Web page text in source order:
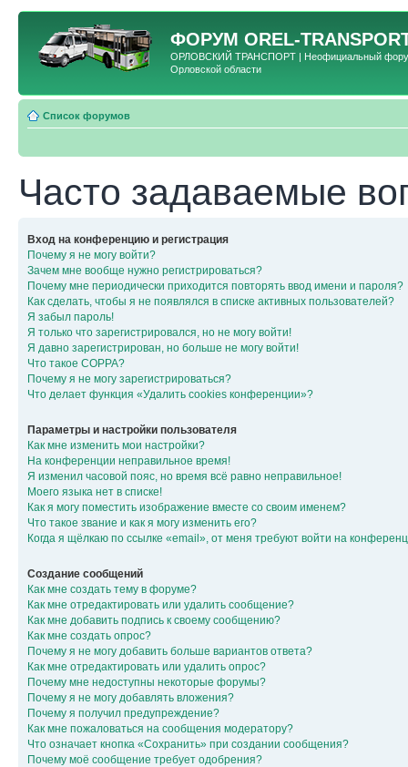
ФОРУМ OREL-
ОРЛОВСКИЙ ТРАНСПОРТ | Неофициальный форум
Орловской области
Список форумов
Часто задаваемые
Вход на конференцию и регистрация
Почему я не могу войти?
Зачем мне вообще нужно регистрироваться?
Почему мне периодически приходится повторять ввод имени и пароля?
Как сделать, чтобы я не появлялся в списке активных пользователей?
Я забыл пароль!
Я только что зарегистрировался, но не могу войти!
Я давно зарегистрирован, но больше не могу войти!
Что такое COPPA?
Почему я не могу зарегистрироваться?
Что делает функция «Удалить cookies конференции»?
Параметры и настройки пользователя
Как мне изменить мои настройки?
На конференции неправильное время!
Я изменил часовой пояс, но время всё равно неправильное!
Моего языка нет в списке!
Как я могу поместить изображение вместе со своим именем?
Что такое звание и как я могу изменить его?
Когда я щёлкаю по ссылке «email», от меня требуют войти на
Создание сообщений
Как мне создать тему в форуме?
Как мне отредактировать или удалить сообщение?
Как мне добавить подпись к своему сообщению?
Как мне создать опрос?
Почему я не могу добавить больше вариантов ответа?
Как мне отредактировать или удалить опрос?
Почему мне недоступны некоторые форумы?
Почему я не могу добавлять вложения?
Почему я получил предупреждение?
Как мне пожаловаться на сообщения модератору?
Что означает кнопка «Сохранить» при создании сообщения?
Почему моё сообщение требует одобрения?